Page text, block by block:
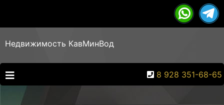
Недвижимость КавМинВод
8 928 351-68-65